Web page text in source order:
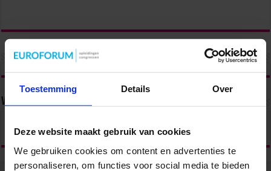
Toestemming Details Over
Deze website maakt gebruik van cookies
We gebruiken cookies om content en advertenties te
personaliseren, om functies voor social media te bieden
Volg ons via